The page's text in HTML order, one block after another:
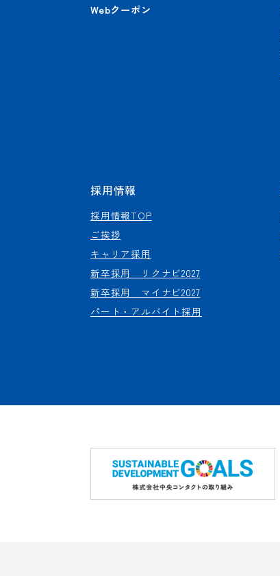
Webクーポン
採用情報
採用情報TOP
ご挨拶
キャリア採用
新卒採用 リクナビ2027
新卒採用 マイナビ2027
パート・アルバイト採用